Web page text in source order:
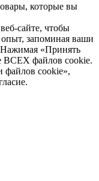
которые вы
сайте, чтобы
опыт, запоминая ваши
«Принять
ВСЕХ файлов cookie.
файлов cookie»,